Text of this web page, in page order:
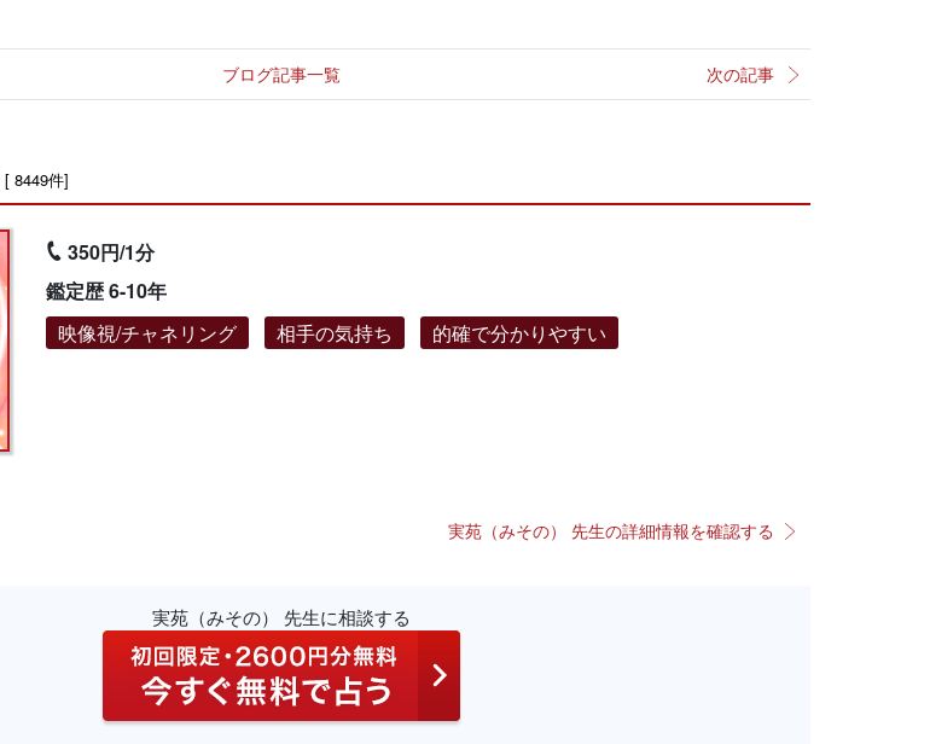
ブログ記事一覧 次の記事
[ 8449件]
350円/1分
鑑定歴 6-10年
映像視/チャネリング
相手の気持ち 的確で分かりやすい
実苑（みその） 先生の詳細情報を確認する
実苑（みその） 先生に相談する